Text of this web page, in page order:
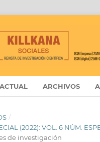
ACTUAL ARCHIVOS
/
(2022): VOL. 6 NÚM.
de investigación